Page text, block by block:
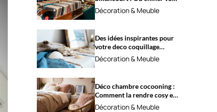
trésors ?
Décoration & Meuble
Des idées inspirantes pour
votre deco coquillage
marine
Décoration & Meuble
Déco chambre cocooning :
Comment la rendre cosy et
apaisante ?
Décoration & Meuble